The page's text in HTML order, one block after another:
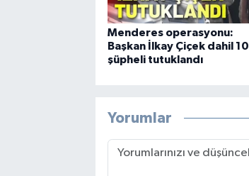
Menderes operasyonu:
Başkan İlkay Çiçek dahil 10
şüpheli tutuklandı
Yorumlar